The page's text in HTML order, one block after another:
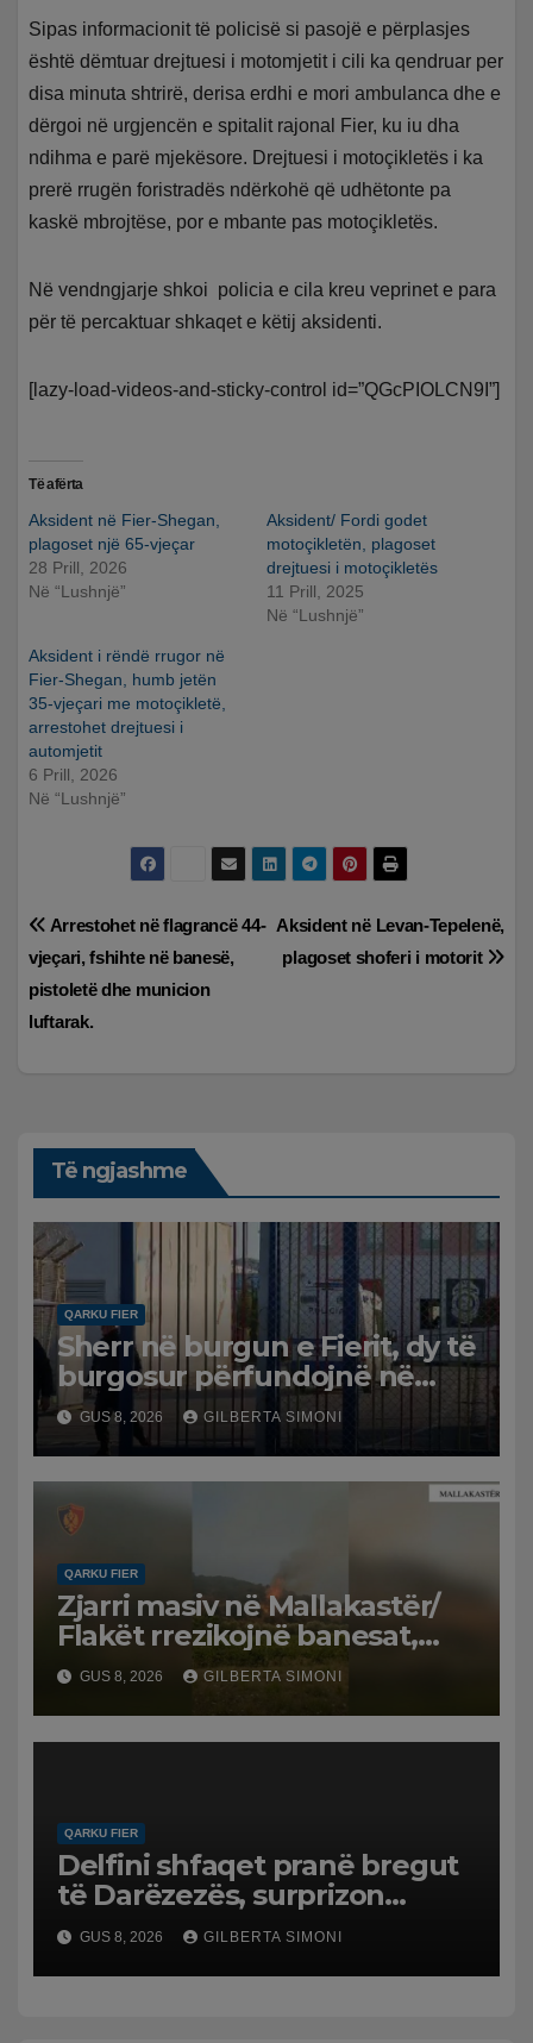
Sipas informacionit të policisë si pasojë e përplasjes
është dëmtuar drejtuesi i motomjetit i cili ka qendruar per
disa minuta shtrirë, derisa erdhi e mori ambulanca dhe e
dërgoi në urgjencën e spitalit rajonal Fier, ku iu dha
ndihma e parë mjekësore. Drejtuesi i motoçikletës i ka
prerë rrugën foristradës ndërkohë që udhëtonte pa
kaskë mbrojtëse, por e mbante pas motoçikletës.
Në vendngjarje shkoi policia e cila kreu veprinet e para
për të percaktuar shkaqet e këtij aksidenti.
[lazy-load-videos-and-sticky-control id=”QGcPIOLCN9I”]
Të afërta
Aksident në Fier-Shegan,
plagoset një 65-vjeçar
28 Prill, 2026
Në “Lushnjë”
Aksident/ Fordi godet
motoçikletën, plagoset
drejtuesi i motoçikletës
11 Prill, 2025
Në “Lushnjë”
Aksident i rëndë rrugor në
Fier-Shegan, humb jetën
35-vjeçari me motoçikletë,
arrestohet drejtuesi i
automjetit
6 Prill, 2026
Në “Lushnjë”
Lëvizje
te
postimet
Aksident në Levan-Tepelenë,
plagoset shoferi i motorit
Arrestohet në flagrancë 44-
vjeçari, fshihte në banesë,
pistoletë dhe municion
luftarak.
Të ngjashme
QARKU FIER
Sherr në burgun e Fierit, dy të
burgosur përfundojnë në
spital
GUS 8, 2026 GILBERTA SIMONI
QARKU FIER
Zjarri masiv në Mallakastër/
Flakët rrezikojnë banesat,
Policia evakuon disa familje
në Koilac
GUS 8, 2026 GILBERTA SIMONI
QARKU FIER
Delfini shfaqet pranë bregut
të Darëzezës, surprizon
pushuesit dhe banorët
GUS 8, 2026 GILBERTA SIMONI